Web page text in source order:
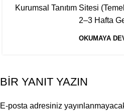
Kurumsal Tanıtım Sitesi
2–3 Hafta
OKUMAYA
BIR YANIT YAZIN
E-posta adresiniz